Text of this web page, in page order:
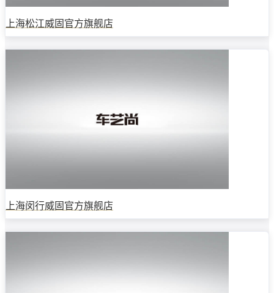
上海松江威固官方旗舰店
上海闵行威固官方旗舰店